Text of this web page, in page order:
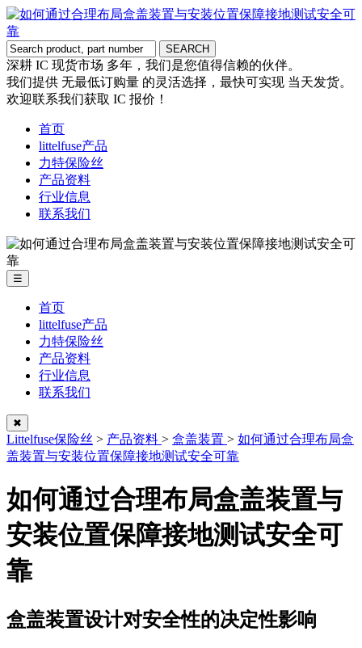
深耕 IC 现货市场 多年，我们是您值得信赖的伙伴。
我们提供 无最低订购量 的灵活选择，最快可实现 当天发货。
欢迎联系我们获取 IC 报价！
首页
littelfuse产品
力特保险丝
产品资料
行业信息
联系我们
☰
首页
littelfuse产品
力特保险丝
产品资料
行业信息
联系我们
✖
Littelfuse保险丝 > 产品资料 > 盒盖装置 > 如何通过合理布局盒
盖装置与安装位置保障接地测试安全可靠
如何通过合理布局盒盖装置与
安装位置保障接地测试安全可
靠
盒盖装置设计对安全性的决定性影响